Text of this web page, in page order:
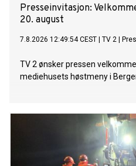
Presseinvitasjon:
20. august
7.8.2026 12:49:54 CEST TV 2
TV 2 ønsker pressen
mediehusets høstmeny i